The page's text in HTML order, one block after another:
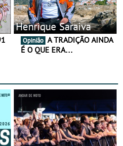
Henrique Saraiva
Opinião
É O QUE ERA…